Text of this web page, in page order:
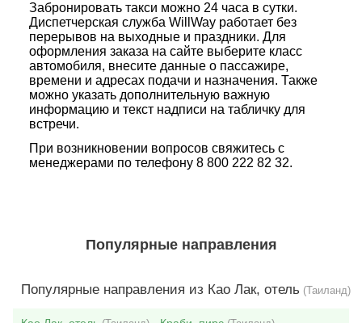
Забронировать такси можно 24 часа в сутки.
Диспетчерская служба WillWay работает без
перерывов на выходные и праздники. Для
оформления заказа на сайте выберите класс
автомобиля, внесите данные о пассажире,
времени и адресах подачи и назначения. Также
можно указать дополнительную важную
информацию и текст надписи на табличку для
встречи.
При возникновении вопросов свяжитесь с
менеджерами по телефону 8 800 222 82 32.
Популярные направления
Популярные направления из Као Лак, отель (Таиланд)